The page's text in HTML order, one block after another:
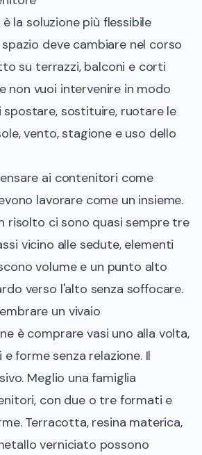
la soluzione più flessibile
deve cambiare nel corso
su terrazzi, balconi e corti
non vuoi intervenire in modo
spostare, sostituire, ruotare le
vento, stagione e uso dello
ai contenitori come
lavorare come un insieme.
risolto ci sono quasi sempre tre
vicino alle sedute, elementi
volume e un punto alto
verso l'alto senza soffocare.
un vivaio
è comprare vasi uno alla volta,
forme senza relazione. Il
Meglio una famiglia
con due o tre formati e
Terracotta, resina materica,
verniciato possono